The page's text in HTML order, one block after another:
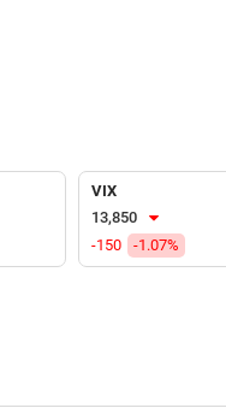
VIX
13,850
-150
-1.07%